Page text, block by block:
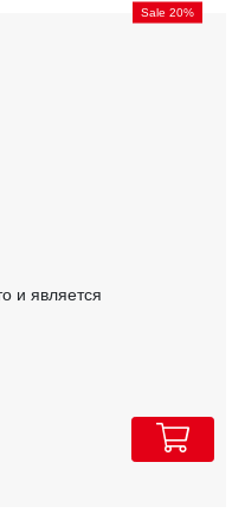
Sale 20%
и является